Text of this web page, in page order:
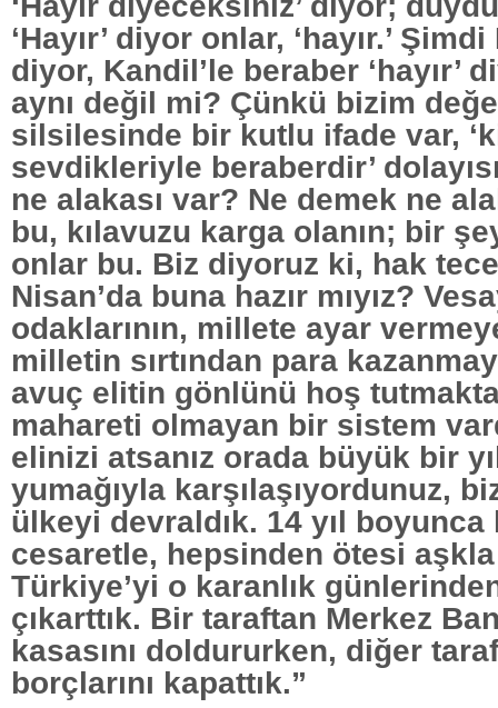
‘Hayır’ diyor onlar, ‘hayır.’ Şimdi
diyor, Kandil’le beraber ‘hayır’
aynı değil mi? Çünkü bizim
silsilesinde bir kutlu ifade var,
sevdikleriyle beraberdir’
ne alakası var? Ne demek ne
bu, kılavuzu karga olanın; bir
onlar bu. Biz diyoruz ki, hak
Nisan’da buna hazır mıyız?
odaklarının, millete ayar
milletin sırtından para
avuç elitin gönlünü hoş
mahareti olmayan bir sistem
elinizi atsanız orada büyük bir
yumağıyla karşılaşıyordunuz,
ülkeyi devraldık. 14 yıl
cesaretle, hepsinden ötesi aşkla
Türkiye’yi o karanlık
çıkarttık. Bir taraftan Merkez
kasasını doldururken, diğer
borçlarını kapattık.”